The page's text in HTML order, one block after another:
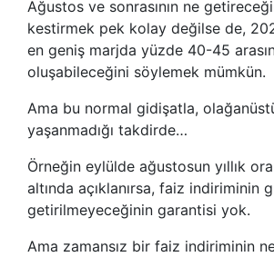
Ağustos ve sonrasının ne
kestirmek pek kolay değilse de,
en geniş marjda yüzde 40-45
oluşabileceğini söylemek mümkün.
Ama bu normal gidişatla,
yaşanmadığı takdirde…
Örneğin eylülde ağustosun yıllık
altında açıklanırsa, faiz indiriminin
getirilmeyeceğinin garantisi yok.
Ama zamansız bir faiz indiriminin